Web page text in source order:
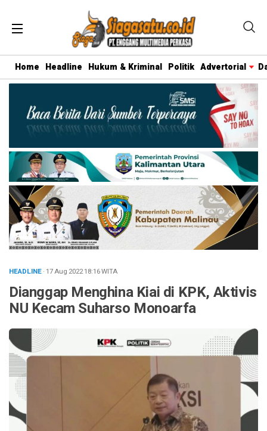
Home Headline Hukum & Kriminal Politik Advertorial
HEADLINE· 17 Aug 202218:16WITA
Dianggap Menghina Kiai di KPK, Aktivis
NU Kecam Suharso Monoarfa